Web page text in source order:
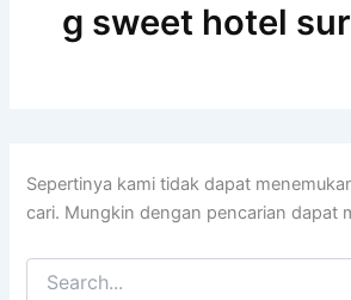
g sweet hotel
Sepertinya kami tidak dapat
cari. Mungkin dengan pencarian dapat